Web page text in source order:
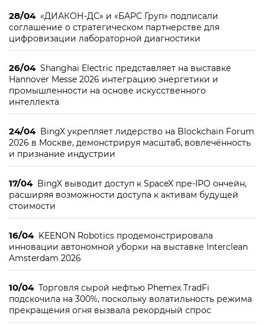
28/04 «ДИАКОН-ДС» и «БАРС Груп» подписали
соглашение о стратегическом партнерстве для
цифровизации лабораторной диагностики
26/04 Shanghai Electric представляет на выставке
Hannover Messe 2026 интеграцию энергетики и
промышленности на основе искусственного
интеллекта
24/04 BingX укрепляет лидерство на Blockchain Forum
2026 в Москве, демонстрируя масштаб, вовлечённость
и признание индустрии
17/04 BingX выводит доступ к SpaceX пре-IPO ончейн,
расширяя возможности доступа к активам будущей
стоимости
16/04 KEENON Robotics продемонстрировала
инновации автономной уборки на выставке Interclean
Amsterdam 2026
10/04 Торговля сырой нефтью Phemex TradFi
подскочила на 300%, поскольку волатильность режима
прекращения огня вызвала рекордный спрос